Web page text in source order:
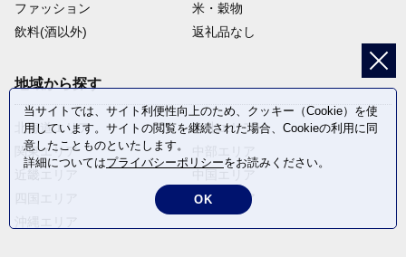
ファッション
米・穀物
飲料(酒以外)
返礼品なし
地域から探す
北海道エリア
関東エリア
東北エリア
九州エリア
当サイトでは、サイト利便性向上のため、クッキー（Cookie）を使
用しています。サイトの閲覧を継続された場合、Cookieの利用に同
意したことものといたします。
詳細についてはプライバシーポリシーをお読みください。
OK